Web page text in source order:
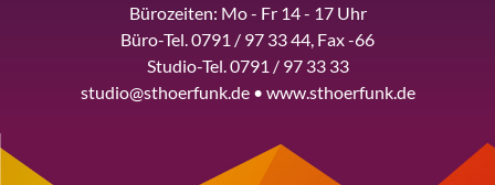
Bürozeiten: Mo - Fr 14 - 17 Uhr
Büro-Tel. 0791 / 97 33 44, Fax -66
Studio-Tel. 0791 / 97 33 33
studio@sthoerfunk.de • www.sthoerfunk.de